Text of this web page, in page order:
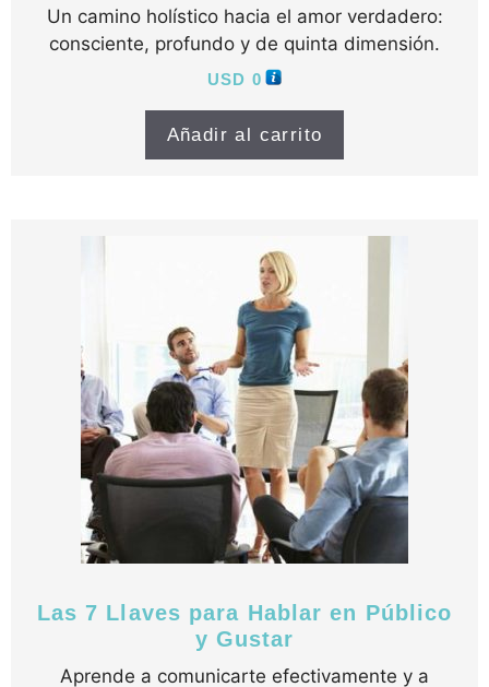
Un camino holístico hacia el amor verdadero:
consciente, profundo y de quinta dimensión.
USD 0
Añadir al carrito
Las 7 Llaves para Hablar en Público
y Gustar
Aprende a comunicarte efectivamente y a